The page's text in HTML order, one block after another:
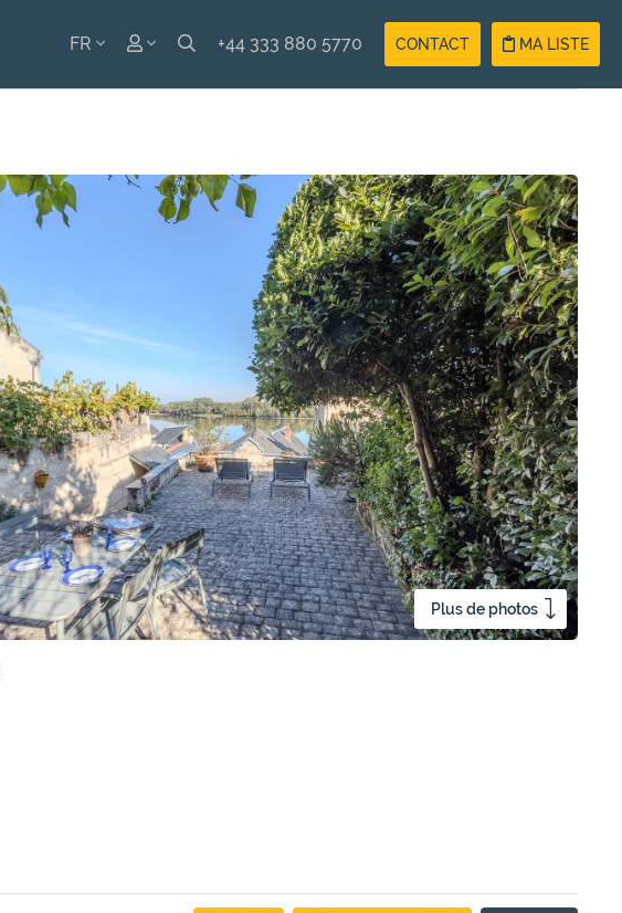
MA LISTE
CONTACT
+44 333 880 5770
Compte
Compte
Propriétaire
FR
ENGLISH
Plus de photos